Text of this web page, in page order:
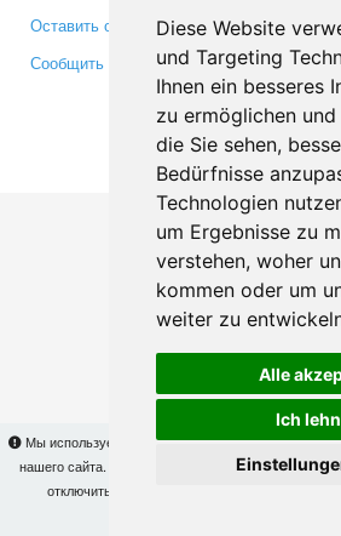
Diese Website
und Targeting
Ihnen ein besseres
zu ermöglichen
die Sie sehen,
Bedürfnisse
Technologien
um Ergebnisse zu
verstehen, woher
kommen oder um
weiter zu
Alle
Ich
Мы используем cookies для того, чтобы Вы могли
нашего сайта. На
Вы сможете
отключить использование cookies. Продолжая
Оставить отзыв
Сообщить об ошибке
Makis© Copyright